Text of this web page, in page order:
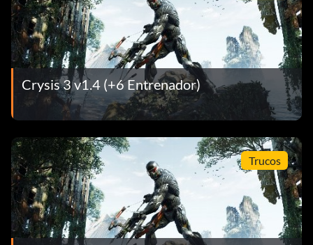
Crysis 3 v1.4 (+6 Entrenador)
Trucos